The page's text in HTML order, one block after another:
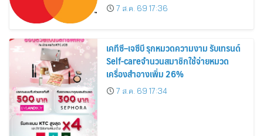
7 ส.ค. 69 17:36
เคทีซี–เจซีบี รุกหมวดความงาม รับเทรนด์
Self-careจำนวนสมาชิกใช้จ่ายหมวด
เครื่องสำอางเพิ่ม 26%
7 ส.ค. 69 17:34